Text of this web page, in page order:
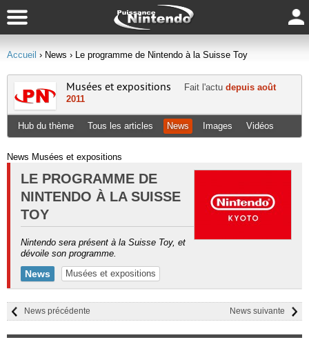
Accueil › News › Le programme de Nintendo à la Suisse Toy
Musées et expositions Fait l'actu depuis août
2011
Hub du thème Tous les articles News Images Vidéos
News Musées et expositions
LE PROGRAMME DE
NINTENDO À LA SUISSE
TOY
Nintendo sera présent à la Suisse Toy, et
dévoile son programme.
News Musées et expositions
News suivante
News précédente